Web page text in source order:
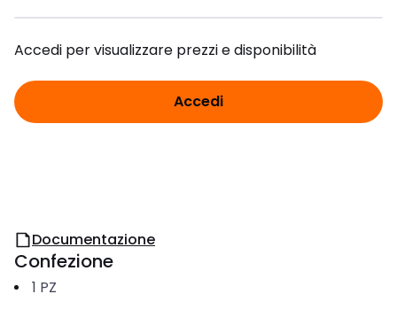
Accedi per visualizzare prezzi e disponibilità
Accedi
Documentazione
Confezione
1 PZ